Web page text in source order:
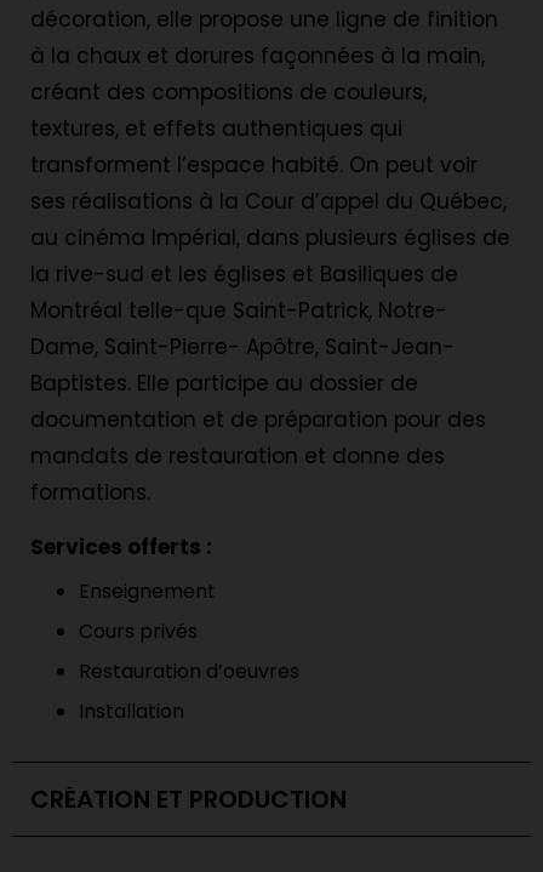
décoration, elle propose une ligne de finition
à la chaux et dorures façonnées à la main,
créant des compositions de couleurs,
textures, et effets authentiques qui
transforment l’espace habité. On peut voir
ses réalisations à la Cour d’appel du Québec,
au cinéma Impérial, dans plusieurs églises de
la rive-sud et les églises et Basiliques de
Montréal telle-que Saint-Patrick, Notre-
Dame, Saint-Pierre- Apôtre, Saint-Jean-
Baptistes. Elle participe au dossier de
documentation et de préparation pour des
mandats de restauration et donne des
formations.
Services offerts :
Enseignement
Cours privés
Restauration d’oeuvres
Installation
CRÉATION ET PRODUCTION